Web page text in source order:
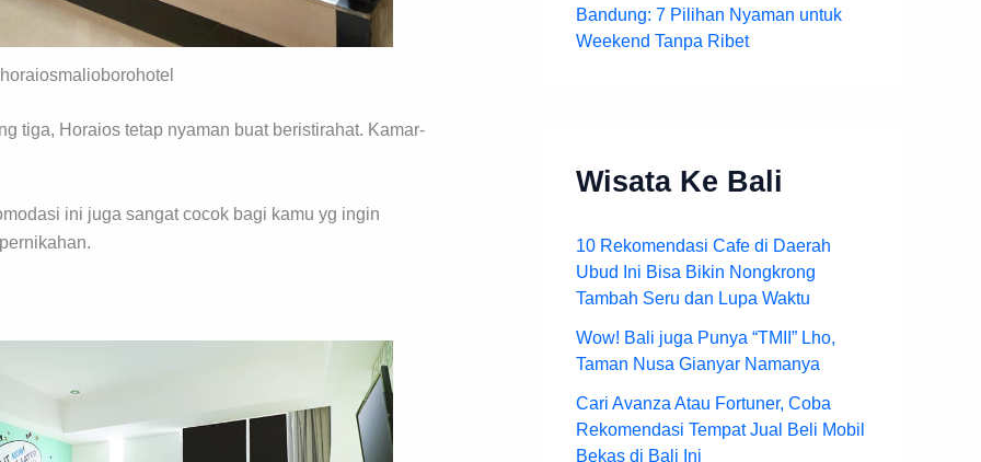
tiga, Horaios tetap nyaman buat beristirahat. Kamar-
ini juga sangat cocok bagi kamu yg ingin
Bandung: 7 Pilihan Nyaman untuk
Weekend Tanpa Ribet
Wisata Ke Bali
10 Rekomendasi Cafe di Daerah
Ubud Ini Bisa Bikin Nongkrong
Tambah Seru dan Lupa Waktu
Wow! Bali juga Punya “TMII” Lho,
Taman Nusa Gianyar Namanya
Cari Avanza Atau Fortuner, Coba
Rekomendasi Tempat Jual Beli Mobil
Bekas di Bali Ini